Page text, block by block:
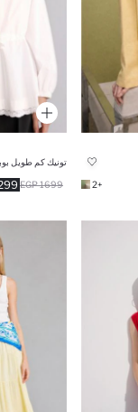
+2
تونيك كم طويل
EGP 1699 EGP